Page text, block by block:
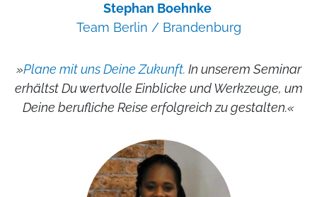
Stephan Boehnke
Team Berlin / Brandenburg
»Plane mit uns Deine Zukunft. In unserem Seminar
erhältst Du wertvolle Einblicke und Werkzeuge, um
Deine berufliche Reise erfolgreich zu gestalten.«